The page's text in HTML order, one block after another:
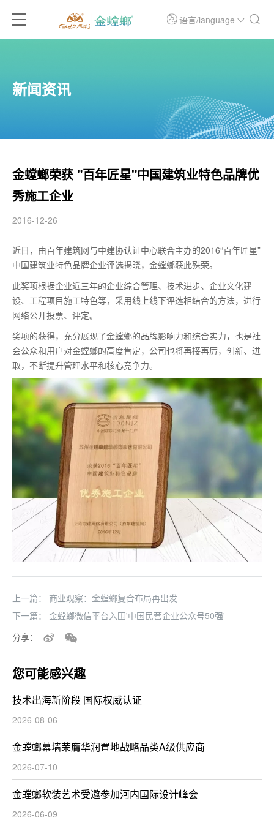
语言/language
新闻资讯
金螳螂荣获 "百年匠星"中国建筑业特色品牌优
秀施工企业
2016-12-26
近日，由百年建筑网与中建协认证中心联合主办的2016“百年匠星”
中国建筑业特色品牌企业评选揭晓，金螳螂获此殊荣。
此奖项根据企业近三年的企业综合管理、技术进步、企业文化建
设、工程项目施工特色等，采用线上线下评选相结合的方法，进行
网络公开投票、评定。
奖项的获得，充分展现了金螳螂的品牌影响力和综合实力，也是社
会公众和用户对金螳螂的高度肯定，公司也将再接再厉，创新、进
取，不断提升管理水平和核心竞争力。
上一篇：
商业观察：金螳螂复合布局再出发
下一篇：
金螳螂微信平台入围'中国民营企业公众号50强'
分享：
您可能感兴趣
技术出海新阶段 国际权威认证
2026-08-06
金螳螂幕墙荣膺华润置地战略品类A级供应商
2026-07-10
金螳螂软装艺术受邀参加河内国际设计峰会
2026-06-09